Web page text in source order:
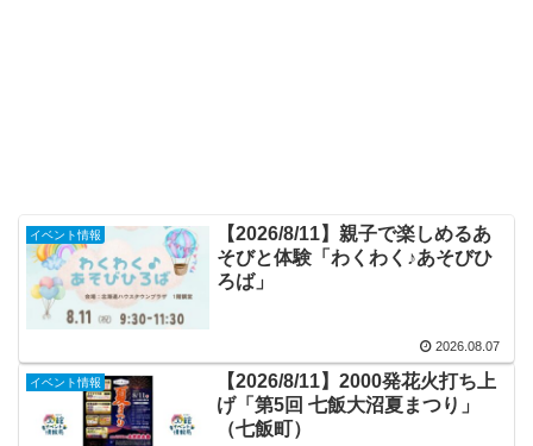
イベント情報
【2026/8/11】親子で楽しめるあ
そびと体験「わくわく♪あそびひ
ろば」
2026.08.07
イベント情報
【2026/8/11】2000発花火打ち上
げ「第5回 七飯大沼夏まつり」
（七飯町）